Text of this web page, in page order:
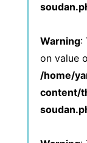
Warning:
on value
/home/
content/